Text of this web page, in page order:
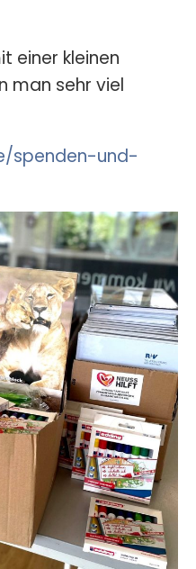
einer kleinen
man sehr viel
spenden-und-